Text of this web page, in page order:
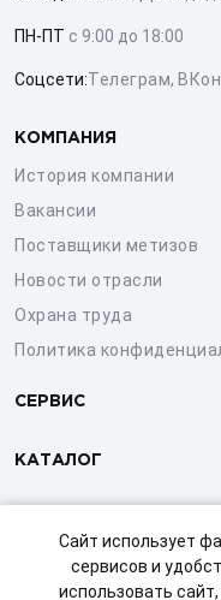
Сайт использует
сервисов и
использовать
ПН-ПТ с 9:00 до 18:00
Соцсети:Телеграм,
КОМПАНИЯ
История компании
Вакансии
Поставщики метизов
Новости отрасли
Охрана труда
Политика
СЕРВИС
КАТАЛОГ